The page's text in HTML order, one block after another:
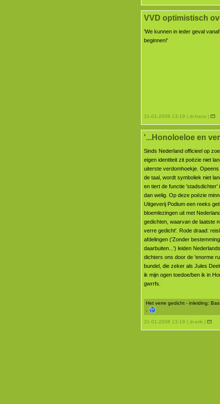
VVD optimistisch
'We kunnen in ieder geval
beginnen!'
31-01-2008 13:19 | dr.hans |
'...Honoloeloe en
Sinds Nederland officieel op
eigen identiteit zit poëzie niet
uiterste verdomhoekje.
de taal, wordt symboliek niet
en tiert de functie 'stadsdichter'
dan welig. Op deze poëzie
Uitgeverij Podium een reeks
bloemlezingen uit met
gedichten, waarvan de laatste
verre gedicht'. Rode draad:
afdelingen ('Zonder
daarbuiten...') leiden
dichters ons door de 'enorme
bundel, die zeker als Jules
ik mijn ogen toedoe/ben ik in
gwrrfs.
Het verre gedicht - inleiding:
-
31-01-2008 13:19 | dr.erik |